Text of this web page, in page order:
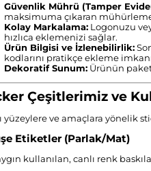
ürünü satın
işlemini tamamlamanız
üretime
Güvenlik Mührü (Tamper
maksimuma çıkaran
Kolay Markalama: Logonuzu
hızlıca eklemenizi sağlar.
Ürün Bilgisi ve İzlenebilirlik:
kodlarını pratikçe ekleme
Dekoratif Sunum: Ürünün
Çeşitlerimiz ve
yüzeylere ve amaçlara yönelik
Etiketler (Parlak/Mat)
kullanılan, canlı renk